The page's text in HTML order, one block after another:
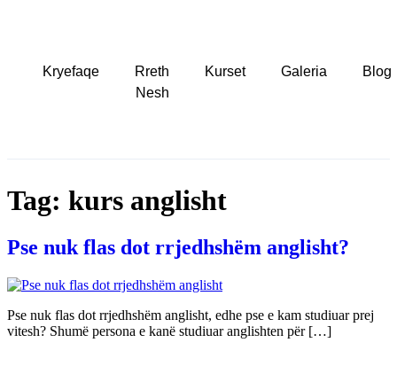
Kryefaqe
Rreth
Nesh
Kurset Galeria Blog
Tag: kurs anglisht
Pse nuk flas dot rrjedhshëm anglisht?
Pse nuk flas dot rrjedhshëm anglisht, edhe pse e kam studiuar prej
vitesh? Shumë persona e kanë studiuar anglishten për […]